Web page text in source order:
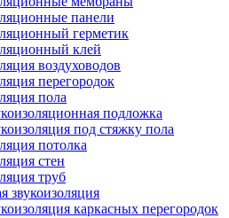
панели
герметик
клей
воздуховодов
перегородок
пола
подложка
под стяжку пола
потолка
стен
труб
звукоизоляция
каркасных перегородок